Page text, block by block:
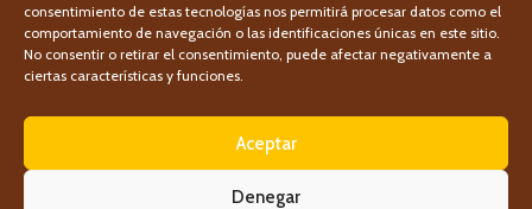
consentimiento de estas tecnologías nos permitirá procesar datos como el
comportamiento de navegación o las identificaciones únicas en este sitio.
No consentir o retirar el consentimiento, puede afectar negativamente a
ciertas características y funciones.
Aceptar
Denegar